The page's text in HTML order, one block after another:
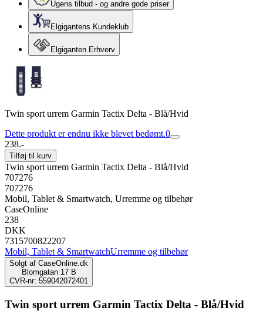
Ugens tilbud - og andre gode priser
Elgigantens Kundeklub
Elgiganten Erhverv
Twin sport urrem Garmin Tactix Delta - Blå/Hvid
Dette produkt er endnu ikke blevet bedømt.0
238.-
Tilføj til kurv
Twin sport urrem Garmin Tactix Delta - Blå/Hvid
707276
707276
Mobil, Tablet & Smartwatch, Urremme og tilbehør
CaseOnline
238
DKK
7315700822207
Mobil, Tablet & SmartwatchUrremme og tilbehør
Solgt af CaseOnline.dk
Blomgatan 17 B
CVR-nr: 559042072401
Twin sport urrem Garmin Tactix Delta - Blå/Hvid